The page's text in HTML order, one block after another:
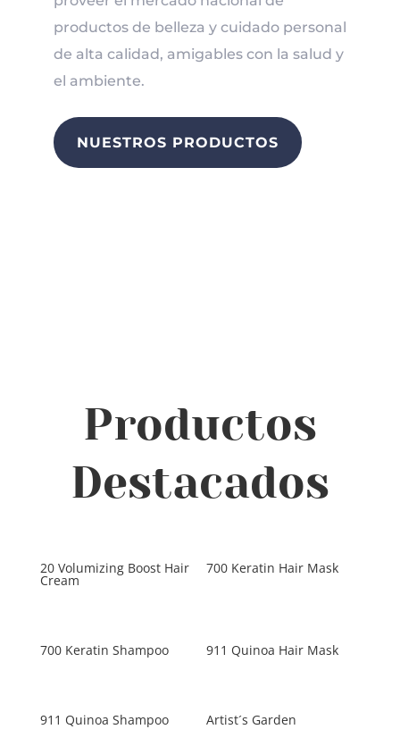
productos de belleza y cuidado personal
de alta calidad, amigables con la salud y
el ambiente.
NUESTROS PRODUCTOS
Productos
Destacados
20 Volumizing Boost Hair
Cream
700 Keratin Hair Mask
700 Keratin Shampoo 911 Quinoa Hair Mask
911 Quinoa Shampoo Artist´s Garden